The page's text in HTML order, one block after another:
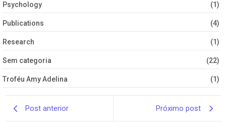
Psychology (1)
Publications (4)
Research (1)
Sem categoria (22)
Troféu Amy Adelina (1)
Post anterior Próximo post